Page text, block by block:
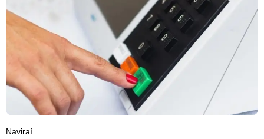
Naviraí